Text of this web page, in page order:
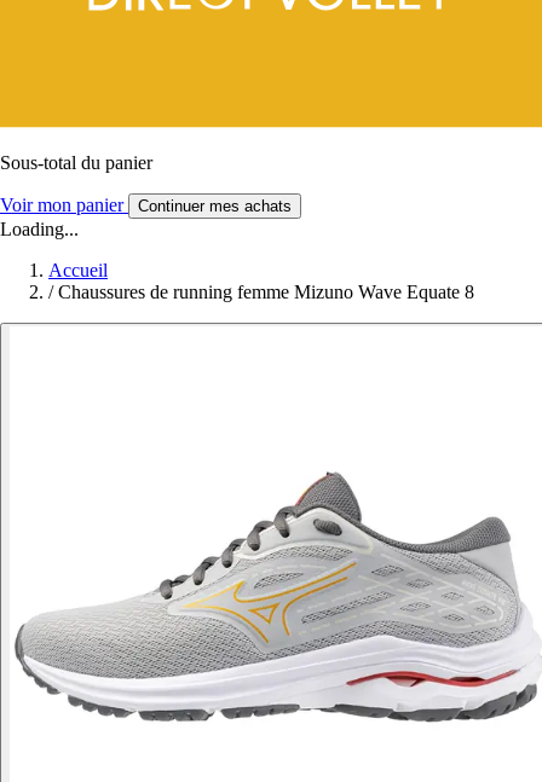
Sous-total du panier
Voir mon panier Continuer mes achats
Loading...
Accueil
/ Chaussures de running femme Mizuno Wave Equate 8